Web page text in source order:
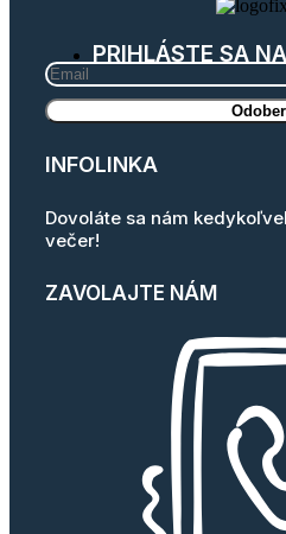
PRIHLÁSTE SA
INFOLINKA
Dovoláte sa nám
večer!
ZAVOLAJTE NÁM